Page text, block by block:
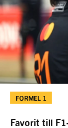
FORMEL 1
Favorit till